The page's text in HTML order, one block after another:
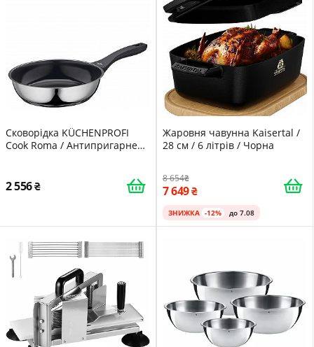
Сковорідка KÜCHENPROFI
Cook Roma / Антипригарне
2 556
Жаровня чавунна Kaisertal /
28 см / 6 літрів / Чорна
8 654
7 649
ЗНИЖКА -12% до 7.08